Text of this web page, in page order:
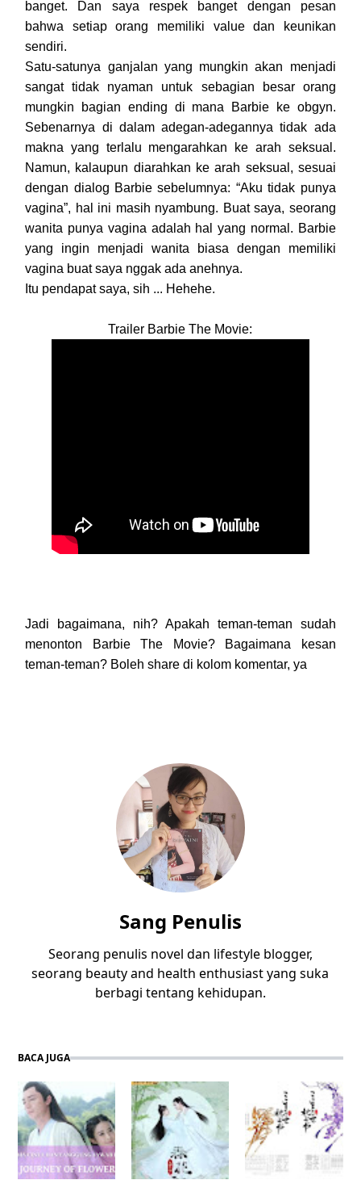
banget. Dan saya respek banget dengan pesan
bahwa setiap orang memiliki value dan keunikan
sendiri.
Satu-satunya ganjalan yang mungkin akan menjadi
sangat tidak nyaman untuk sebagian besar orang
mungkin bagian ending di mana Barbie ke obgyn.
Sebenarnya di dalam adegan-adegannya tidak ada
makna yang terlalu mengarahkan ke arah seksual.
Namun, kalaupun diarahkan ke arah seksual, sesuai
dengan dialog Barbie sebelumnya: “Aku tidak punya
vagina”, hal ini masih nyambung. Buat saya, seorang
wanita punya vagina adalah hal yang normal. Barbie
yang ingin menjadi wanita biasa dengan memiliki
vagina buat saya nggak ada anehnya.
Itu pendapat saya, sih ... Hehehe.
Trailer Barbie The Movie:
Jadi bagaimana, nih? Apakah teman-teman sudah
menonton Barbie The Movie? Bagaimana kesan
teman-teman? Boleh share di kolom komentar, ya
Sang Penulis
Seorang penulis novel dan lifestyle blogger,
seorang beauty and health enthusiast yang suka
berbagi tentang kehidupan.
BACA JUGA